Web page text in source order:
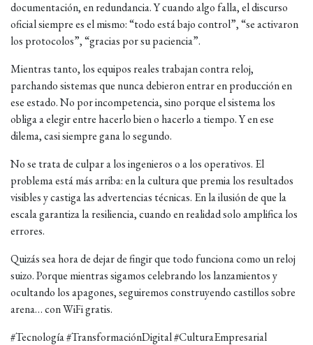
documentación, en redundancia. Y cuando algo falla, el discurso
oficial siempre es el mismo: “todo está bajo control”, “se activaron
los protocolos”, “gracias por su paciencia”.
Mientras tanto, los equipos reales trabajan contra reloj,
parchando sistemas que nunca debieron entrar en producción en
ese estado. No por incompetencia, sino porque el sistema los
obliga a elegir entre hacerlo bien o hacerlo a tiempo. Y en ese
dilema, casi siempre gana lo segundo.
No se trata de culpar a los ingenieros o a los operativos. El
problema está más arriba: en la cultura que premia los resultados
visibles y castiga las advertencias técnicas. En la ilusión de que la
escala garantiza la resiliencia, cuando en realidad solo amplifica los
errores.
Quizás sea hora de dejar de fingir que todo funciona como un reloj
suizo. Porque mientras sigamos celebrando los lanzamientos y
ocultando los apagones, seguiremos construyendo castillos sobre
arena… con WiFi gratis.
#Tecnología #TransformaciónDigital #CulturaEmpresarial